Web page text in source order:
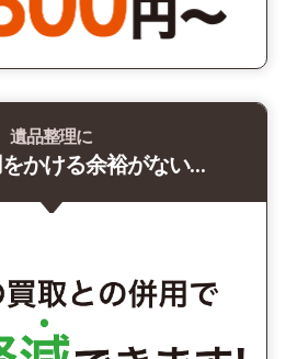
遺品整理に
かける余裕がない…